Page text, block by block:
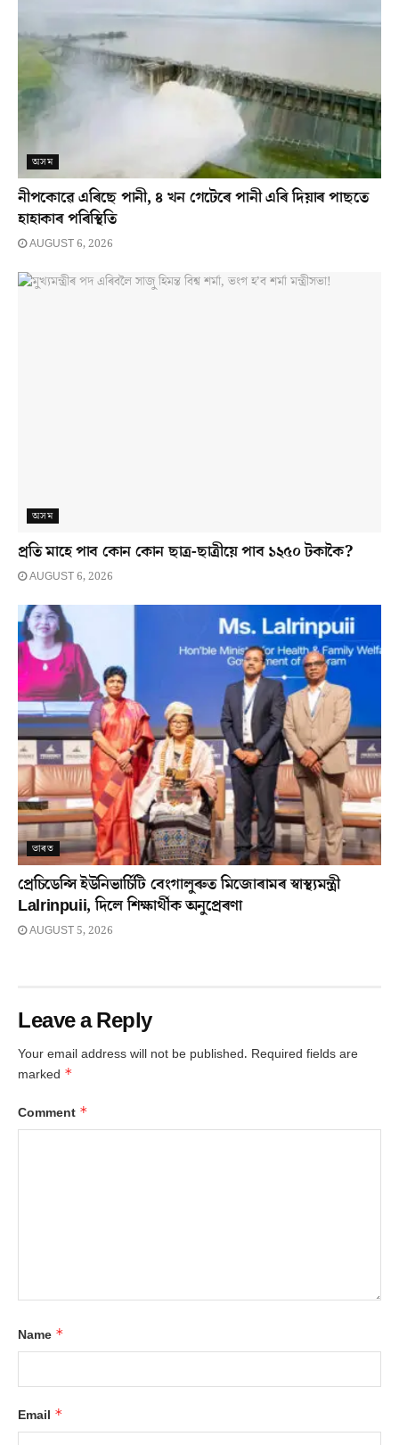
অসম
নীপকোৱে এৰিছে পানী, ৪ খন গেটেৰে পানী এৰি দিয়াৰ পাছতে
হাহাকাৰ পৰিস্থিতি
AUGUST 6, 2026
অসম
প্ৰতি মাহে পাব কোন কোন ছাত্ৰ-ছাত্ৰীয়ে পাব ১২৫০ টকাকৈ?
AUGUST 6, 2026
ভাৰত
প্ৰেচিডেন্সি ইউনিভাৰ্চিটি বেংগালুৰুত মিজোৰামৰ স্বাস্থ্যমন্ত্ৰী
Lalrinpuii, দিলে শিক্ষাৰ্থীক অনুপ্ৰেৰণা
AUGUST 5, 2026
Leave a Reply
Your email address will not be published. Required fields are
marked *
Comment *
Name *
Email *